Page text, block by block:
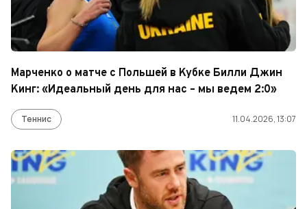
Марченко о матче с Польшей в Кубке Билли Джин
Кинг: «Идеальный день для нас – мы ведем 2:0»
Теннис 11.04.2026, 13:07